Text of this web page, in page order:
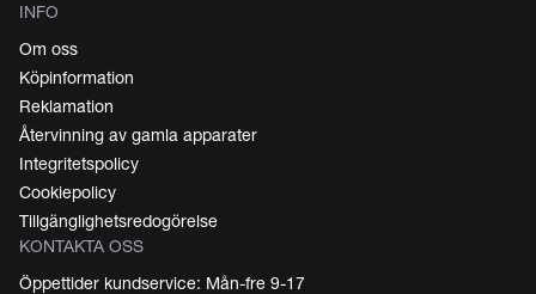
INFO
Om oss
Köpinformation
Reklamation
Återvinning av gamla apparater
Integritetspolicy
Cookiepolicy
Tillgänglighetsredogörelse
KONTAKTA OSS
Öppettider kundservice: Mån-fre 9-17